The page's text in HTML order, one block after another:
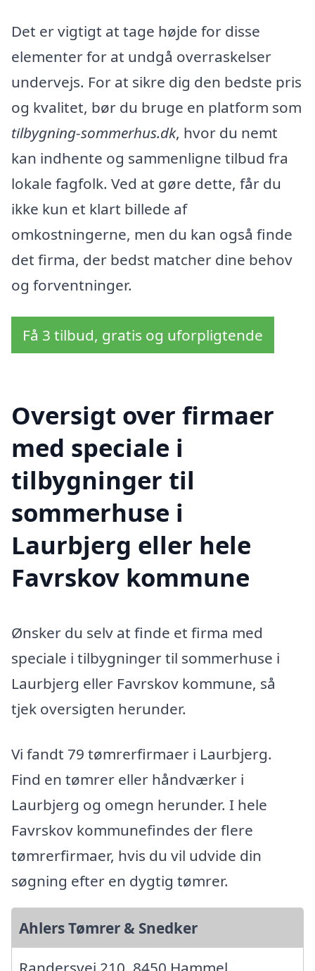
Det er vigtigt at tage højde for disse
elementer for at undgå overraskelser
undervejs. For at sikre dig den bedste pris
og kvalitet, bør du bruge en platform som
tilbygning-sommerhus.dk, hvor du nemt
kan indhente og sammenligne tilbud fra
lokale fagfolk. Ved at gøre dette, får du
ikke kun et klart billede af
omkostningerne, men du kan også finde
det firma, der bedst matcher dine behov
og forventninger.
Få 3 tilbud, gratis og uforpligtende
Oversigt over firmaer
med speciale i
tilbygninger til
sommerhuse i
Laurbjerg eller hele
Favrskov kommune
Ønsker du selv at finde et firma med
speciale i tilbygninger til sommerhuse i
Laurbjerg eller Favrskov kommune, så
tjek oversigten herunder.
Vi fandt 79 tømrerfirmaer i Laurbjerg.
Find en tømrer eller håndværker i
Laurbjerg og omegn herunder. I hele
Favrskov kommunefindes der flere
tømrerfirmaer, hvis du vil udvide din
søgning efter en dygtig tømrer.
Ahlers Tømrer & Snedker